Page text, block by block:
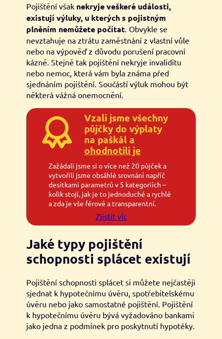
Pojištění však nekryje veškeré události,
existují výluky, u kterých s pojistným
plněním nemůžete počítat. Obvykle se
nevztahuje na ztrátu zaměstnání z vlastní vůle
nebo na výpověď z důvodu porušení pracovní
kázně. Stejně tak pojištění nekryje invaliditu
nebo nemoc, která vám byla známa před
sjednáním pojištění. Součástí výluk mohou být
některá vážná onemocnění.
Vzali jsme všechny
půjčky do výplaty
na paškál a
ohodnotili je
Zažádali jsme si o více než 20 půjček a
vytvořili jsme obsáhlé srovnání napříč
desítkami parametrů v 5 kategoriích –
kolik stojí, jak je to jednoduché a rychlé
a zda je vše férové a transparentní.
Zjistit víc
Jaké typy pojištění
schopnosti splácet existují
Pojištění schopnosti splácet si můžete nejčastěji
sjednat k hypotečnímu úvěru, spotřebitelskému
úvěru nebo jako samostatné pojištění. Pojištění
k hypotečnímu úvěru bývá vyžadováno bankami
jako jedna z podmínek pro poskytnutí hypotéky.